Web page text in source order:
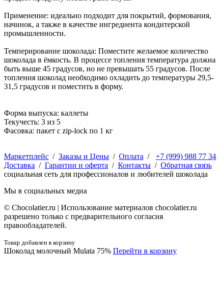
Применение: идеально подходит для покрытий, формования,
начинок, а также в качестве ингредиента кондитерской
промышленности.
Темперирование шоколада: Поместите желаемое количество
шоколада в ёмкость. В процессе топления температура должна
быть выше 45 градусов, но не превышать 55 градусов. После
топления шоколад необходимо охладить до температуры 29,5-
31,5 градусов и поместить в форму.
Форма выпуска: каллеты
Текучесть: 3 из 5
Фасовка: пакет с zip-lock по 1 кг
+7 (999) 988 77 34
Маркетплейс / Заказы и Цены / Оплата /
Доставка / Гарантии и оферта / Контакты / Обратная связь
социальная сеть для профессионалов и любителей шоколада
Мы в социальных медиа
© Сhocolatier.ru | Использование материалов chocolatier.ru
разрешено только с предварительного согласия
правообладателей.
Товар добавлен в корзину
Шоколад молочный Mulata 75% Перейти в корзину